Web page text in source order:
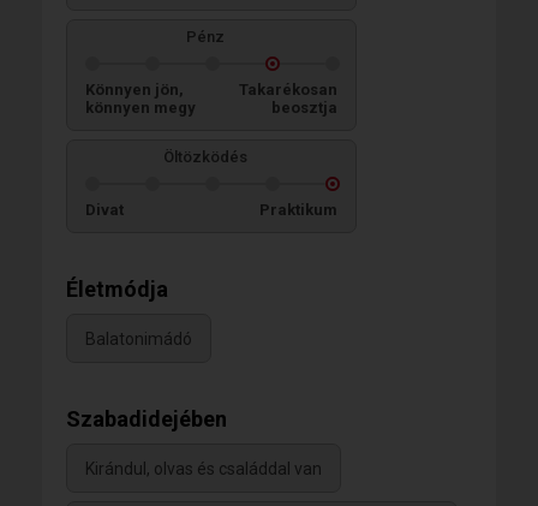
Pénz
Könnyen jön,
könnyen megy
Takarékosan
beosztja
Öltözködés
Divat Praktikum
Életmódja
Balatonimádó
Szabadidejében
Kirándul, olvas és családdal van